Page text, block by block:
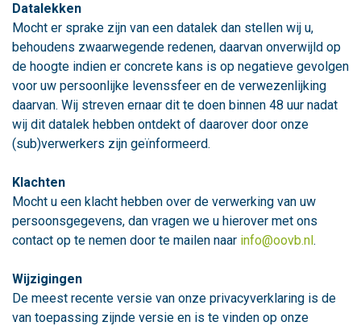
Datalekken
Mocht er sprake zijn van een datalek dan stellen wij u,
behoudens zwaarwegende redenen, daarvan onverwijld op
de hoogte indien er concrete kans is op negatieve gevolgen
voor uw persoonlijke levenssfeer en de verwezenlijking
daarvan. Wij streven ernaar dit te doen binnen 48 uur nadat
wij dit datalek hebben ontdekt of daarover door onze
(sub)verwerkers zijn geïnformeerd.
Klachten
Mocht u een klacht hebben over de verwerking van uw
persoonsgegevens, dan vragen we u hierover met ons
contact op te nemen door te mailen naar info@oovb.nl.
Wijzigingen
De meest recente versie van onze privacyverklaring is de
van toepassing zijnde versie en is te vinden op onze